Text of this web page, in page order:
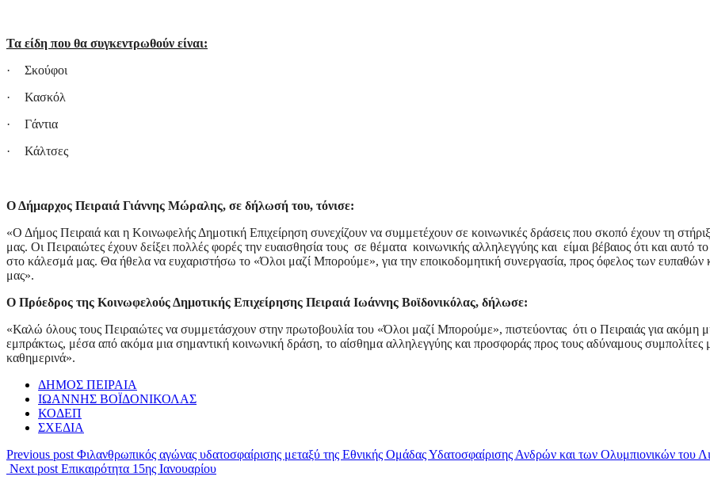
Τα είδη που θα συγκεντρωθούν είναι:
·
Σκούφοι
·
Κασκόλ
·
Γάντια
·
Κάλτσες
Ο Δήμαρχος Πειραιά Γιάννης Μώραλης, σε δήλωσή του, τόνισε:
«Ο Δήμος Πειραιά και η Κοινωφελής Δημοτική Επιχείρηση συνεχίζουν να συμμετέχουν σε κοινωνικές δράσεις που σκοπό έχουν τη
μας. Οι Πειραιώτες έχουν δείξει πολλές φορές την ευαισθησία τους σε θέματα κοινωνικής αλληλεγγύης και είμαι βέβαιος ότι και αυτό
στο κάλεσμά μας. Θα ήθελα να ευχαριστήσω το «Όλοι μαζί Μπορούμε», για την εποικοδομητική συνεργασία, προς όφελος των ευπαθών
μας».
Ο Πρόεδρος της Κοινωφελούς Δημοτικής Επιχείρησης Πειραιά Ιωάννης Βοϊδονικόλας, δήλωσε:
«Καλώ όλους τους Πειραιώτες να συμμετάσχουν στην πρωτοβουλία του «Όλοι μαζί Μπορούμε», πιστεύοντας ότι ο Πειραιάς για ακόμη
εμπράκτως, μέσα από ακόμα μια σημαντική κοινωνική δράση, το αίσθημα αλληλεγγύης και προσφοράς προς τους αδύναμους συμπολίτες
καθημερινά».
ΔΗΜΟΣ ΠΕΙΡΑΙΑ
ΙΩΑΝΝΗΣ ΒΟΪΔΟΝΙΚΟΛΑΣ
ΚΟΔΕΠ
ΣΧΕΔΙΑ
Previous post Φιλανθρωπικός αγώνας υδατοσφαίρισης μεταξύ της Εθνικής Ομάδας Υδατοσφαίρισης Ανδρών και των Ολυμπιονικών του
Next post Επικαιρότητα 15ης Ιανουαρίου